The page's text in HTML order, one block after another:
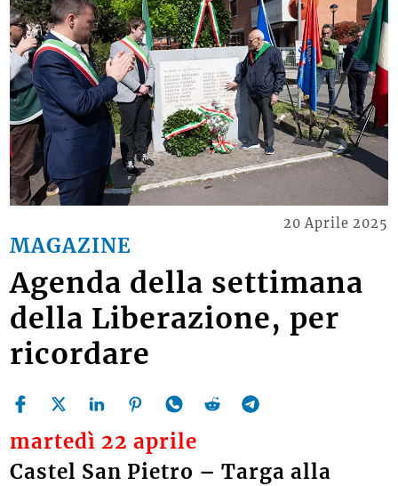
MAGAZINE
20 Aprile 2025
Agenda della settimana
della Liberazione, per
ricordare
martedì 22 aprile
Castel San Pietro – Targa alla